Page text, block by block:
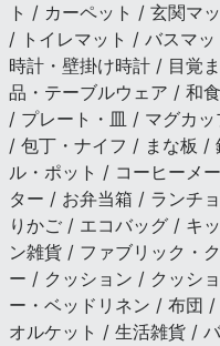
ト / カーペット / 玄関マ
/ トイレマット / バスマ
時計・壁掛け時計 / 目覚
品・テーブルウェア / 和
/ プレート・皿 / マグカ
/ 包丁・ナイフ / まな板 /
ル・ポット / コーヒーメ
ター / お弁当箱 / ランチ
りかご / エコバッグ / キ
ン雑貨 / ファブリック・
ー / クッション / クッシ
ー・ベッドリネン / 布団
オルケット / 生活雑貨 /